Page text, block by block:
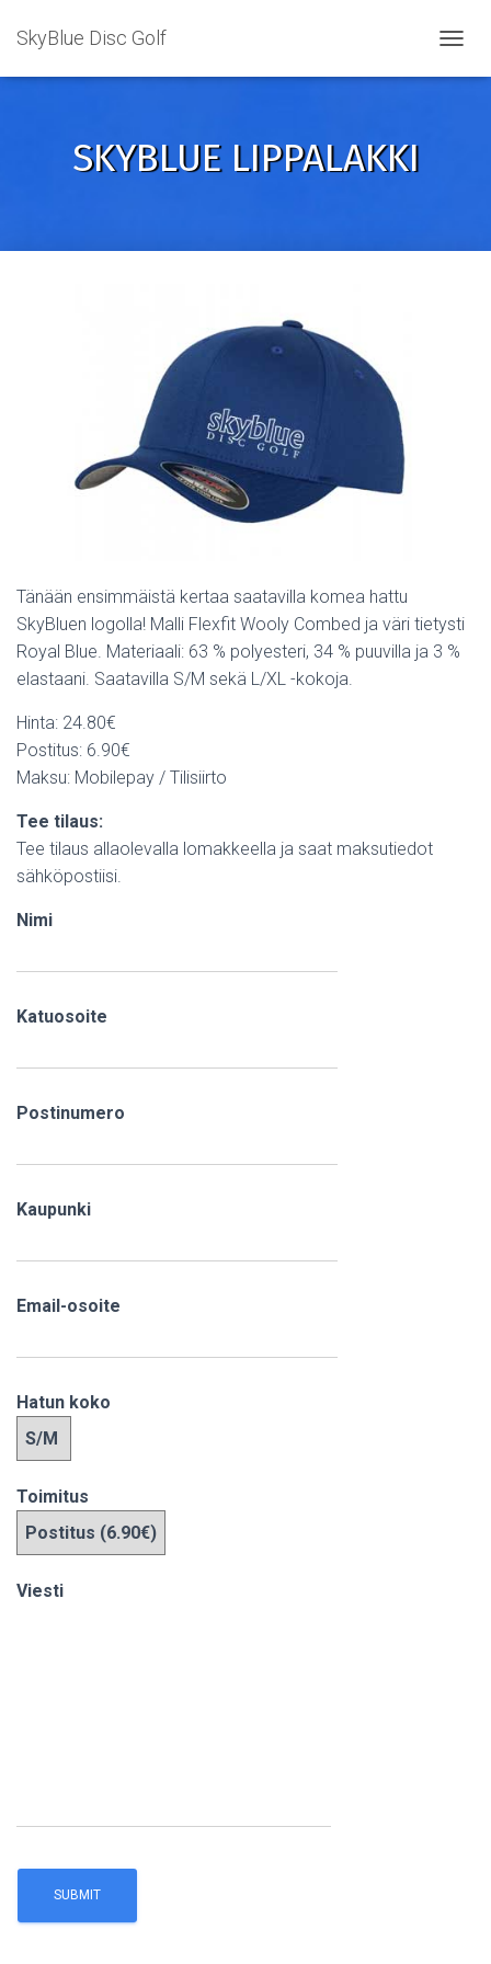
SkyBlue Disc Golf
SKYBLUE LIPPALAKKI
Tänään ensimmäistä kertaa saatavilla komea hattu
SkyBluen logolla! Malli Flexfit Wooly Combed ja väri tietysti
Royal Blue. Materiaali: 63 % polyesteri, 34 % puuvilla ja 3 %
elastaani. Saatavilla S/M sekä L/XL -kokoja.
Hinta: 24.80€
Postitus: 6.90€
Maksu: Mobilepay / Tilisiirto
Tee tilaus:
Tee tilaus allaolevalla lomakkeella ja saat maksutiedot
sähköpostiisi.
Nimi
Katuosoite
Postinumero
Kaupunki
Email-osoite
Hatun koko
Toimitus
Viesti